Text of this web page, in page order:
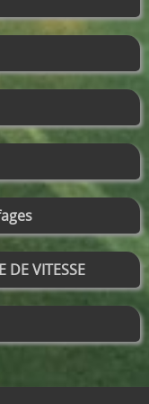
VITESSE